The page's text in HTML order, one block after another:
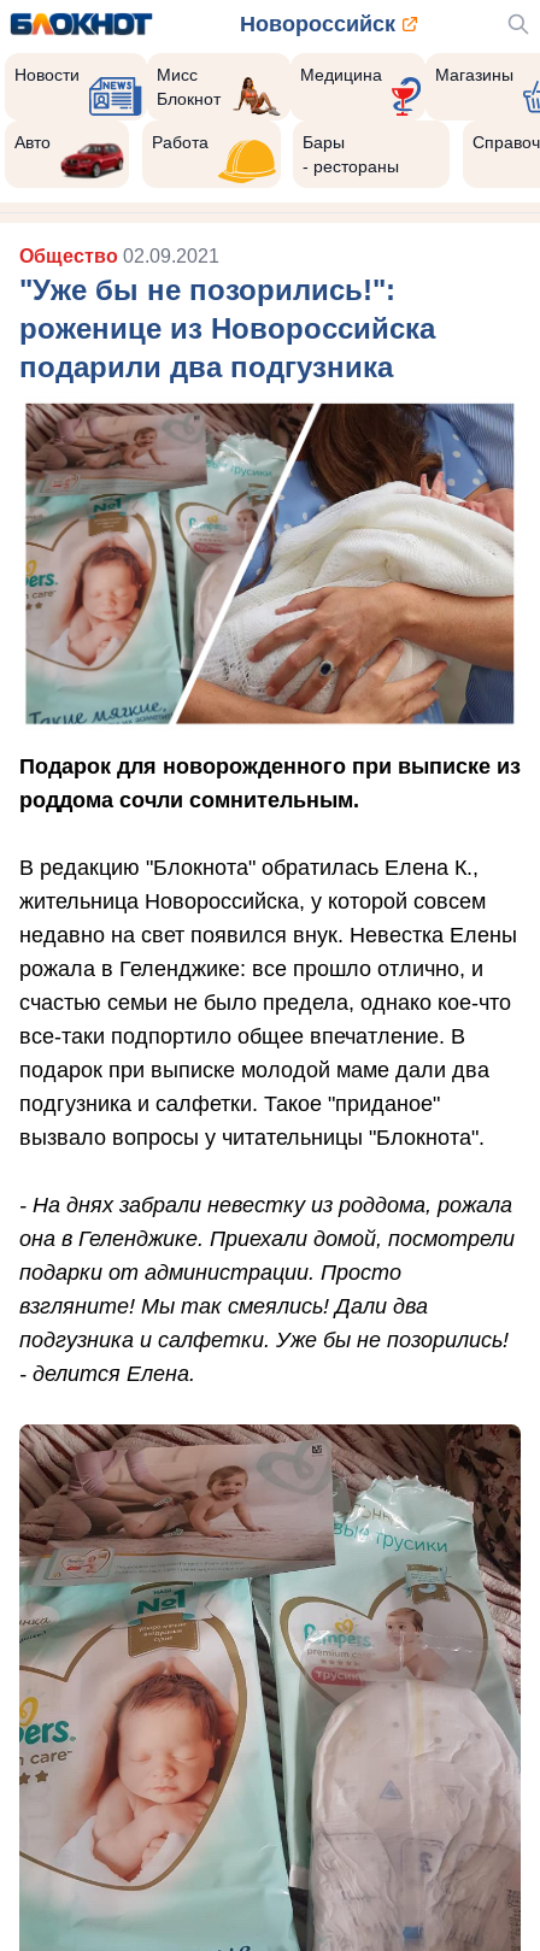
Новороссийск
Новости
Мисс
Блокнот
Медицина Магазины
Авто Работа
Бары
- рестораны
Общество 02.09.2021
"Уже бы не позорились!":
роженице из Новороссийска
подарили два подгузника
Подарок для новорожденного при выписке из
роддома сочли сомнительным.
В редакцию "Блокнота" обратилась Елена К.,
жительница Новороссийска, у которой совсем
недавно на свет появился внук. Невестка Елены
рожала в Геленджике: все прошло отлично, и
счастью семьи не было предела, однако кое-что
все-таки подпортило общее впечатление. В
подарок при выписке молодой маме дали два
подгузника и салфетки. Такое "приданое"
вызвало вопросы у читательницы "Блокнота".
- На днях забрали невестку из роддома, рожала
она в Геленджике. Приехали домой, посмотрели
подарки от администрации. Просто
взгляните! Мы так смеялись! Дали два
подгузника и салфетки. Уже бы не позорились!
- делится Елена.